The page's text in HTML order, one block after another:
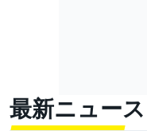
最新ニュース